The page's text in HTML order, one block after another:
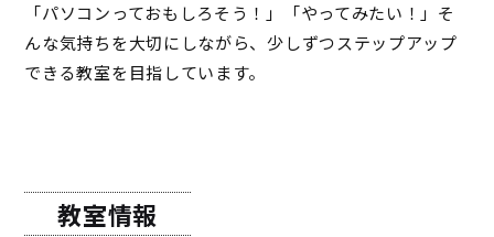
「パソコンっておもしろそう！」「やってみたい！」そ
んな気持ちを大切にしながら、少しずつステップアップ
できる教室を目指しています。
教室情報